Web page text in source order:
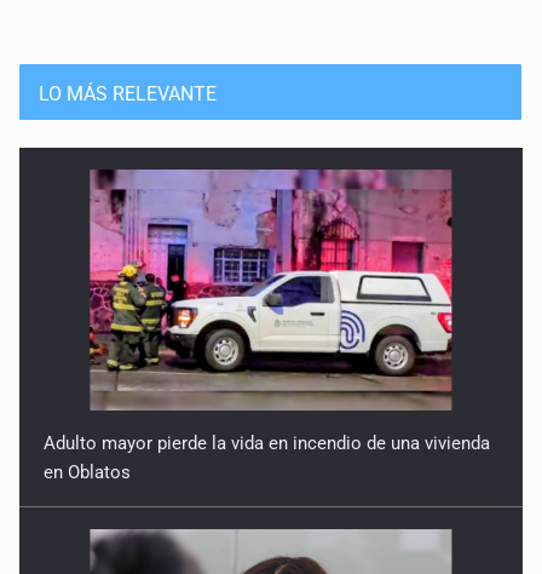
LO MÁS RELEVANTE
Adulto mayor pierde la vida en incendio de una vivienda
en Oblatos